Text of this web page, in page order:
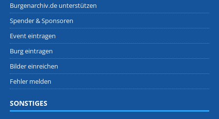
Burgenarchiv.de unterstützen
Spender & Sponsoren
Event eintragen
Burg eintragen
Bilder einreichen
Fehler melden
SONSTIGES